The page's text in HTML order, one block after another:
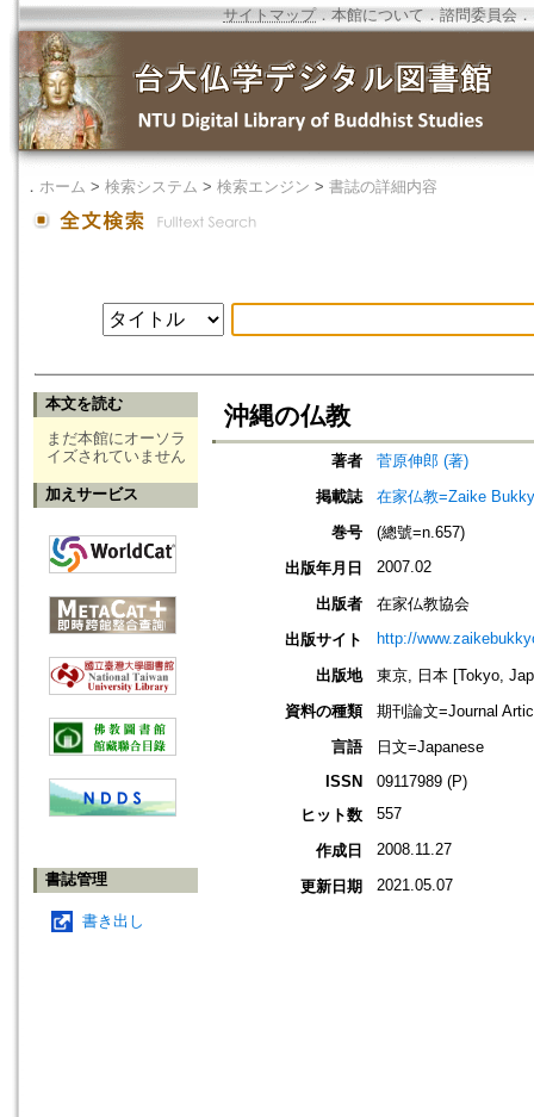
サイトマップ．本館について ． 諮問委員会 ．
． ホーム > 検索システム > 検索エンジン > 書誌の詳細内容
本文を読む
まだ本館にオーソラ
イズされていません
加えサービス
書誌管理
書き出し
沖縄の仏教
著者
菅原伸郎 (著)
掲載誌
在家仏教=Zaike
巻号
(總號=n.657)
出版年月日
2007.02
出版者
在家仏教協会
出版サイト
http://
出版地
東京, 日本 [Tokyo,
資料の種類
期刊論文=Journal
言語
日文=Japanese
ISSN
09117989 (P)
ヒット数
557
作成日 2008.11.27
更新日期 2021.05.07